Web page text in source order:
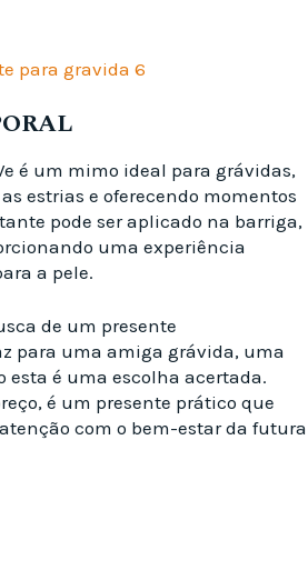
é um mimo ideal para grávidas,
estrias e oferecendo momentos
pode ser aplicado na barriga,
uma experiência
a pele.
de um presente
para uma amiga grávida, uma
esta é uma escolha acertada.
é um presente prático que
com o bem-estar da futura